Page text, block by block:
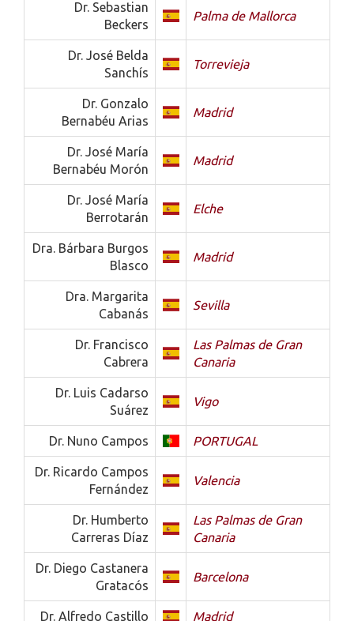
Dr. Sebastian
Beckers
Palma de Mallorca
Dr. José Belda
Sanchís
Torrevieja
Dr. Gonzalo
Bernabéu Arias
Madrid
Dr. José María
Bernabéu Morón
Madrid
Dr. José María
Berrotarán
Elche
Dra. Bárbara Burgos
Blasco
Madrid
Dra. Margarita
Cabanás
Sevilla
Dr. Francisco
Cabrera
Las Palmas de Gran
Canaria
Dr. Luis Cadarso
Suárez
Vigo
Dr. Nuno Campos PORTUGAL
Dr. Ricardo Campos
Fernández
Valencia
Dr. Humberto
Carreras Díaz
Las Palmas de Gran
Canaria
Dr. Diego Castanera
Gratacós
Barcelona
Dr. Alfredo Castillo Madrid